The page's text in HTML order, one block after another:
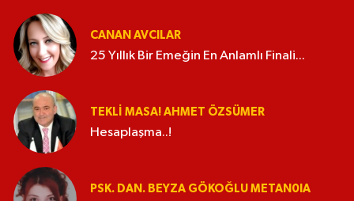
CANAN AVCILAR
25 Yıllık Bir Emeğin En Anlamlı Finali...
TEKLI MASA! AHMET ÖZSÜMER
Hesaplaşma..!
PSK. DAN. BEYZA GÖKOĞLU METAN0IA